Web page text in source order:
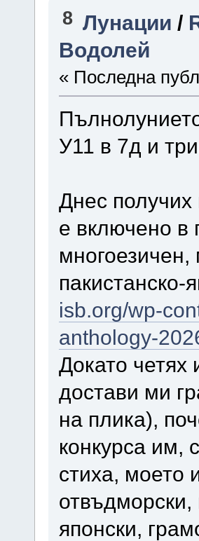
8 Лунации /
Водолей
« Последна
У11 в 7д и
Днес
е включено в
пакистанско-
isb.org/wp-
anthology-
Докато четях
достави ми
на плика),
конкурса им,
стиха, моето
отвъдморски,
японски,